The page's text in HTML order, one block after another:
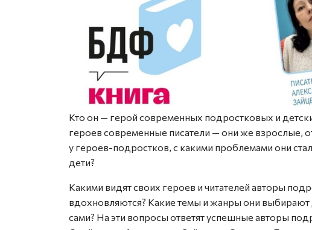
Кто он — герой современных подростковых и
героев современные писатели — они же взрослые,
у героев-подростков, с какими проблемами они
дети?
Какими видят своих героев и читателей авторы
вдохновляются? Какие темы и жанры они выбирают
сами? На эти вопросы ответят успешные авторы